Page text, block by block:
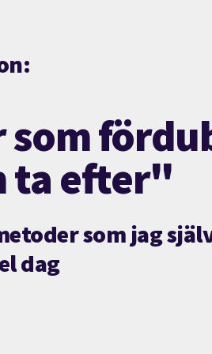
ta efter"
som jag
dag